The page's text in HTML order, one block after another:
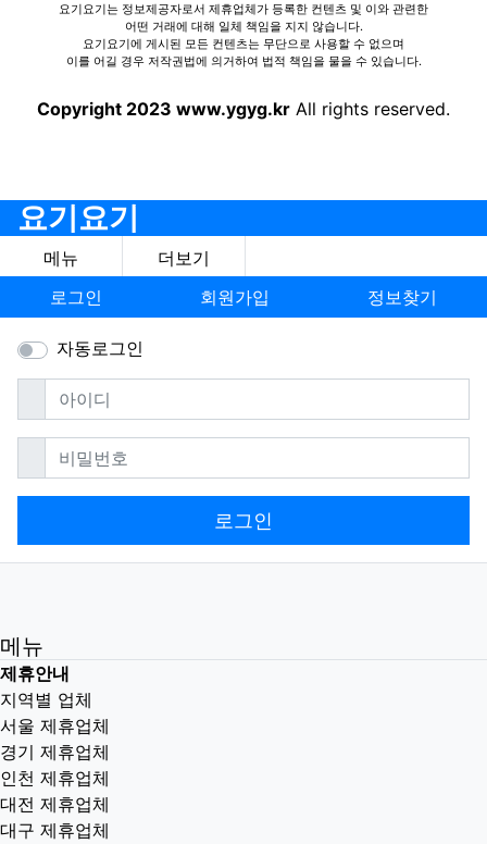
요기요기는 정보제공자로서 제휴업체가 등록한 컨텐츠 및 이와 관련한
어떤 거래에 대해 일체 책임을 지지 않습니다.
요기요기에 게시된 모든 컨텐츠는 무단으로 사용할 수 없으며
이를 어길 경우 저작권법에 의거하여 법적 책임을 물을 수 있습니다.
Copyright 2023 www.ygyg.kr All rights reserved.
요기요기
메뉴
더보기
로그인
회원가입 정보찾기
자동로그인
아이디필수
비밀번호필수
로그인
메뉴
제휴안내
지역별 업체
서울 제휴업체
경기 제휴업체
인천 제휴업체
대전 제휴업체
대구 제휴업체